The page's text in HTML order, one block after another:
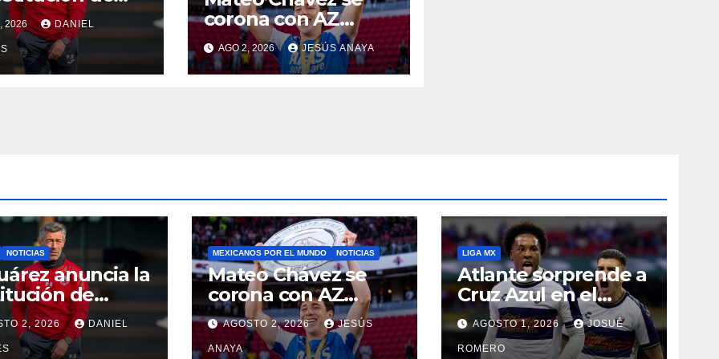
Caixinha
2026 DANIEL
corona con AZ
Alkmaar en la
Supercopa de
Países Bajos
AGO 2, 2026 JESÚS ANAYA
NOTICIAS
anuncia la
de
Caixinha
2, 2026 DANIEL
MEXICANOS POR EL MUNDO NOTICIAS
Mateo Chávez se
corona con AZ
Alkmaar en la
Supercopa de
AGOSTO 2, 2026 JESÚS
ANAYA
LIGA MX
Atlante sorprende a
Cruz Azul en el
Banorte
AGOSTO 1, 2026 JOSUÉ
ROMERO